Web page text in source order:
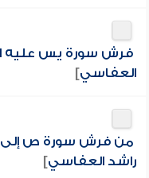
فرش سورة يس عليه
العفاسي]
من فرش سورة ص إلى
راشد العفاسي]